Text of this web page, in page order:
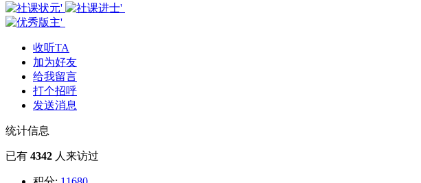
收听TA
加为好友
给我留言
打个招呼
发送消息
统计信息
已有 4342 人来访过